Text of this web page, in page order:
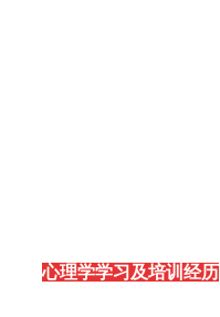
心理学学习及培训经历